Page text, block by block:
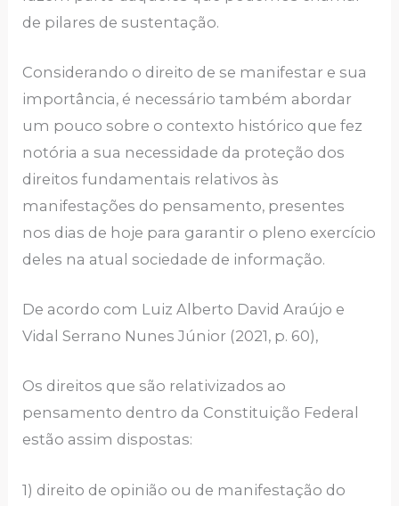
de pilares de sustentação.
Considerando o direito de se manifestar e sua
importância, é necessário também abordar
um pouco sobre o contexto histórico que fez
notória a sua necessidade da proteção dos
direitos fundamentais relativos às
manifestações do pensamento, presentes
nos dias de hoje para garantir o pleno exercício
deles na atual sociedade de informação.
De acordo com Luiz Alberto David Araújo e
Vidal Serrano Nunes Júnior (2021, p. 60),
Os direitos que são relativizados ao
pensamento dentro da Constituição Federal
estão assim dispostas:
1) direito de opinião ou de manifestação do